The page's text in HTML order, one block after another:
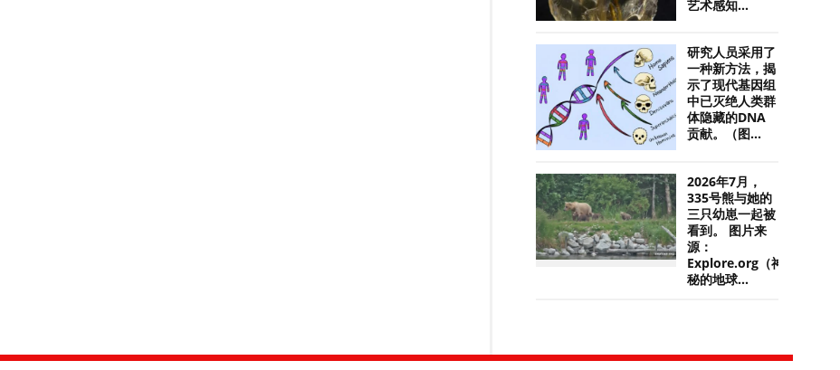
艺术感知...
研究人员采用了
一种新方法，揭
示了现代基因组
中已灭绝人类群
体隐藏的DNA
贡献。（图...
2026年7月，
335号熊与她的
三只幼崽一起被
看到。 图片来
源：
Explore.org（神
秘的地球...